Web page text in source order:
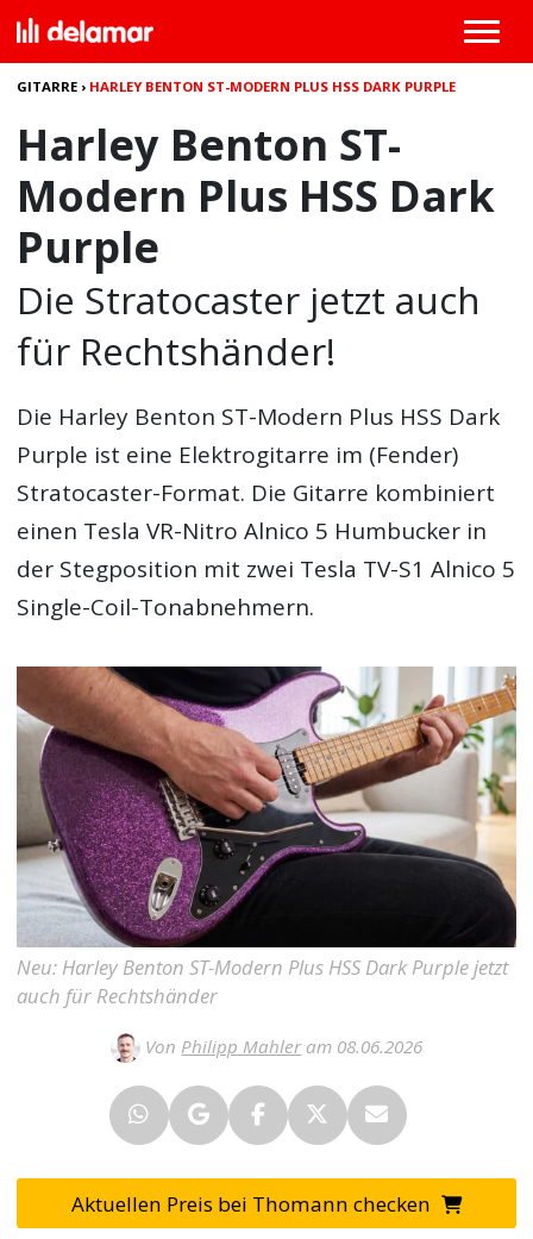
GITARRE › HARLEY BENTON ST-MODERN PLUS HSS DARK PURPLE
Harley Benton ST-
Modern Plus HSS Dark
Purple
Die Stratocaster jetzt auch
für Rechtshänder!
Die Harley Benton ST-Modern Plus HSS Dark
Purple ist eine Elektrogitarre im (Fender)
Stratocaster-Format. Die Gitarre kombiniert
einen Tesla VR-Nitro Alnico 5 Humbucker in
der Stegposition mit zwei Tesla TV-S1 Alnico 5
Single-Coil-Tonabnehmern.
Neu: Harley Benton ST-Modern Plus HSS Dark Purple jetzt
auch für Rechtshänder
Von Philipp Mahler am 08.06.2026
Aktuellen Preis bei Thomann checken